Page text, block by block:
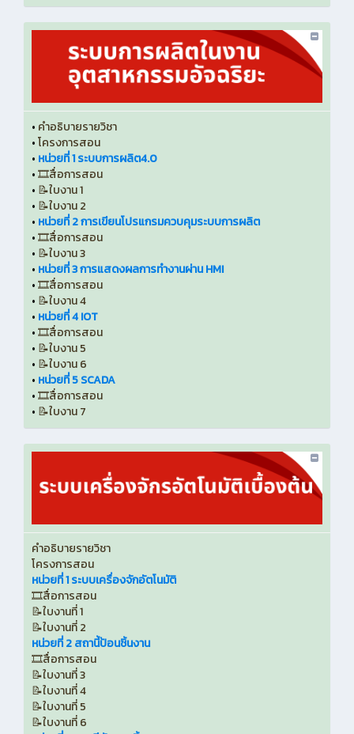
• คำอธิบายรายวิชา
•โครงการสอน
• หน่วยที่ 1 ระบบการผลิต4.0
•🎞️สื่อการสอน
• 📝ใบงาน 1
• 📝ใบงาน 2
• หน่วยที่ 2 การเขียนโปรแกรมควบคุมระบบการผลิต
•🎞️สื่อการสอน
• 📝ใบงาน 3
• หน่วยที่ 3 การแสดงผลการทำงานผ่าน HMI
•🎞️สื่อการสอน
• 📝ใบงาน 4
• หน่วยที่ 4 IOT
•🎞️สื่อการสอน
• 📝ใบงาน 5
• 📝ใบงาน 6
• หน่วยที่ 5 SCADA
•🎞️สื่อการสอน
• 📝ใบงาน 7
คำอธิบายรายวิชา
โครงการสอน
หน่วยที่ 1 ระบบเครื่องจักอัตโนมัติ
🎞️สื่อการสอน
📝ใบงานที่ 1
📝ใบงานที่ 2
หน่วยที่ 2 สถานี้ป้อนชิ้นงาน
🎞️สื่อการสอน
📝ใบงานที่ 3
📝ใบงานที่ 4
📝ใบงานที่ 5
📝ใบงานที่ 6